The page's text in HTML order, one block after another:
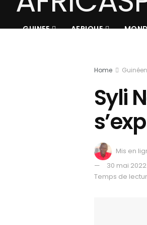
GUINEE AFRIQUE
Home
Syli
Mis en
30 mai 2022
Temps de